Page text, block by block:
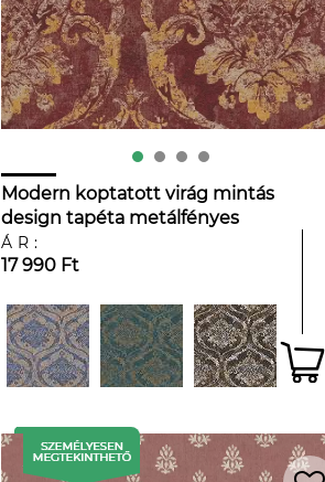
Modern koptatott virág mintás
design tapéta metálfényes
arany és bordó színvilágban
ÁR:
17 990 Ft